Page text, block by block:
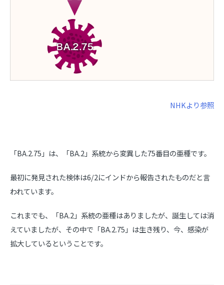
NHKより参照
「BA.2.75」は、「BA.2」系統から変異した75番目の亜種です。
最初に発見された検体は6/2にインドから報告されたものだと言
われています。
これまでも、「BA.2」系統の亜種はありましたが、誕生しては消
えていましたが、その中で「BA.2.75」は生き残り、今、感染が
拡大しているということです。